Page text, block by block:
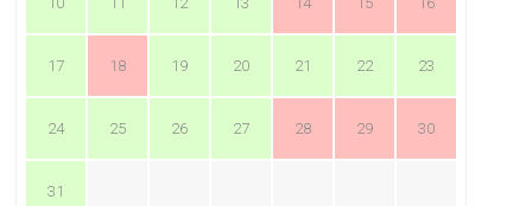
17 18 19 20 21 22 23
24 25 26 27 28 29 30
31